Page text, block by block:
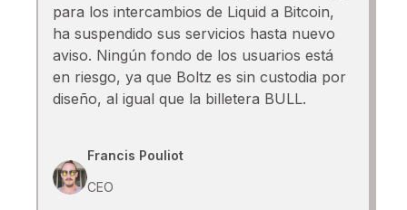
para los intercambios de Liquid a Bitcoin,
ha suspendido sus servicios hasta nuevo
aviso. Ningún fondo de los usuarios está
en riesgo, ya que Boltz es sin custodia por
diseño, al igual que la billetera BULL.
Francis Pouliot
CEO